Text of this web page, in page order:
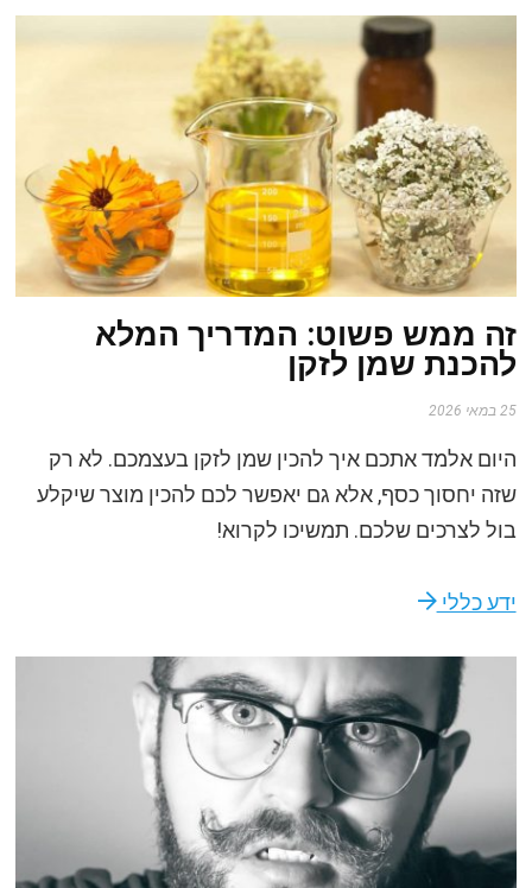
זה ממש פשוט: המדריך המלא
להכנת שמן לזקן
25 במאי 2026
היום אלמד אתכם איך להכין שמן לזקן בעצמכם. לא רק
שזה יחסוך כסף, אלא גם יאפשר לכם להכין מוצר שיקלע
בול לצרכים שלכם. תמשיכו לקרוא!
ידע כללי